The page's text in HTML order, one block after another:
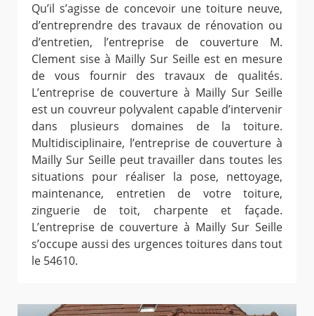
Qu’il s’agisse de concevoir une toiture neuve,
d’entreprendre des travaux de rénovation ou
d’entretien, l’entreprise de couverture M.
Clement sise à Mailly Sur Seille est en mesure
de vous fournir des travaux de qualités.
L’entreprise de couverture à Mailly Sur Seille
est un couvreur polyvalent capable d’intervenir
dans plusieurs domaines de la toiture.
Multidisciplinaire, l’entreprise de couverture à
Mailly Sur Seille peut travailler dans toutes les
situations pour réaliser la pose, nettoyage,
maintenance, entretien de votre toiture,
zinguerie de toit, charpente et façade.
L’entreprise de couverture à Mailly Sur Seille
s’occupe aussi des urgences toitures dans tout
le 54610.